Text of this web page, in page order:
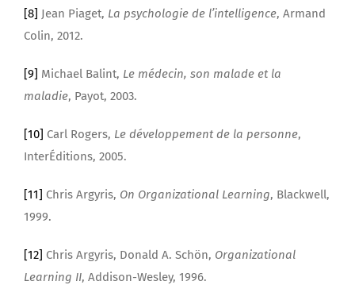
[8] Jean Piaget, La psychologie de l’intelligence, Armand
Colin, 2012.
[9] Michael Balint, Le médecin, son malade et la
maladie, Payot, 2003.
[10] Carl Rogers, Le développement de la personne,
InterÉditions, 2005.
[11] Chris Argyris, On Organizational Learning, Blackwell,
1999.
[12] Chris Argyris, Donald A. Schön, Organizational
Learning II, Addison-Wesley, 1996.